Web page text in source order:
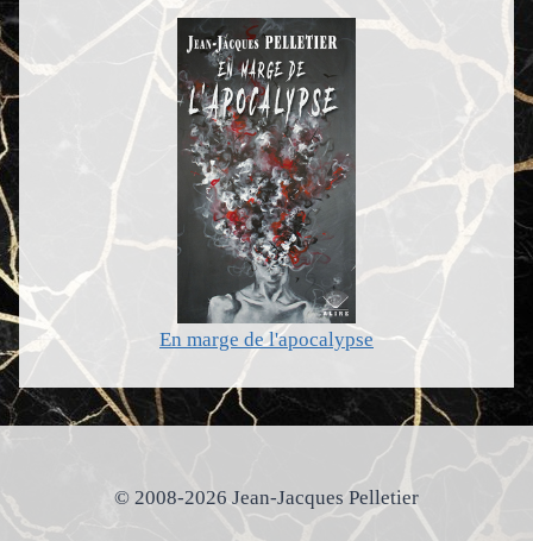
En marge de l'apocalypse
© 2008-2026 Jean-Jacques Pelletier